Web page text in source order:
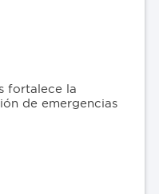
fortalece la
de emergencias